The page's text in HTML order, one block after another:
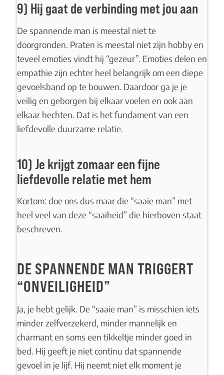
9) Hij gaat de verbinding met jou aan
De spannende man is meestal niet te
doorgronden. Praten is meestal niet zijn hobby en
teveel emoties vindt hij “gezeur”. Emoties delen en
empathie zijn echter heel belangrijk om een diepe
gevoelsband op te bouwen. Daardoor ga je je
veilig en geborgen bij elkaar voelen en ook aan
elkaar hechten. Dat is het fundament van een
liefdevolle duurzame relatie.
10) Je krijgt zomaar een fijne
liefdevolle relatie met hem
Kortom: doe ons dus maar die “saaie man” met
heel veel van deze “saaiheid” die hierboven staat
beschreven.
DE SPANNENDE MAN TRIGGERT
“ONVEILIGHEID”
Ja, je hebt gelijk. De “saaie man” is misschien iets
minder zelfverzekerd, minder mannelijk en
charmant en soms een tikkeltje minder goed in
bed. Hij geeft je niet continu dat spannende
gevoel in je lijf. Hij neemt niet elk moment je